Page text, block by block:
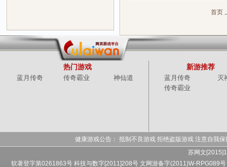
首页
热门游戏
蓝月传奇 传奇霸业 神仙道
新游推荐
蓝月传奇
灭
传奇霸业
健康游戏公告： 抵制不良游戏 拒绝盗版游戏 注意自我
苏网文
软著登字第0261863号 科技与数字[2011]208号 文网游备字(2011)W-RPG089号